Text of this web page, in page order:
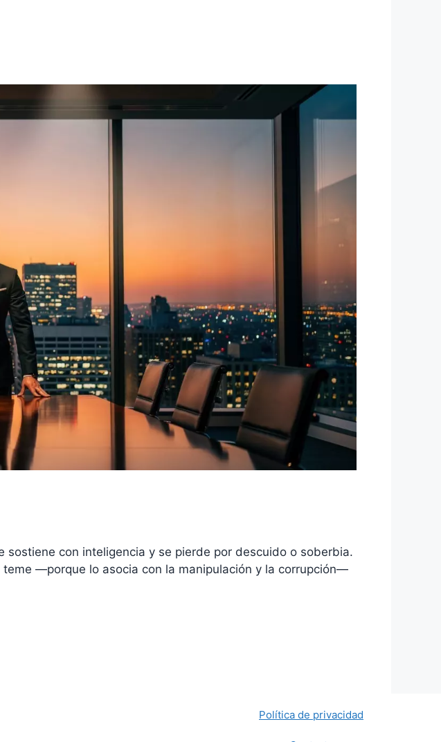
con inteligencia y se pierde por descuido o soberbia.
—porque lo asocia con la manipulación y la corrupción—
Política de privacidad